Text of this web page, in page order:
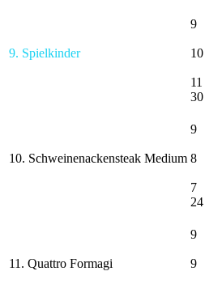
9. Spielkinder
9
10
11
30
10. Schweinenackensteak Medium
9
8
7
24
11. Quattro Formagi
9
9